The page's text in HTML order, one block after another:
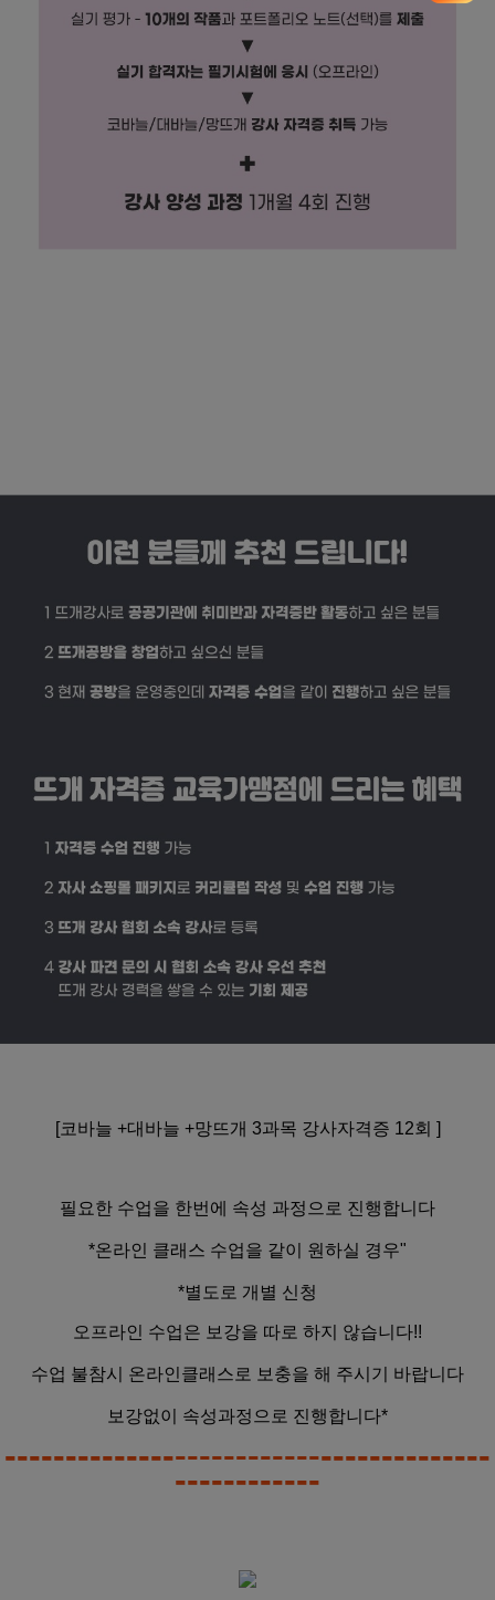
[코바늘 +대바늘 +망뜨개 3과목 강사자격증 12회 ]
필요한 수업을 한번에 속성 과정으로 진행합니다
*온라인 클래스 수업을 같이 원하실 경우"
*별도로 개별 신청
오프라인 수업은 보강을 따로 하지 않습니다!!
수업 불참시 온라인클래스로 보충을 해 주시기 바랍니다
보강없이 속성과정으로 진행합니다*
----------------------------------------
------------